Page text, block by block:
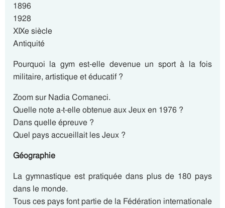
1896
1928
XIXe siècle
Antiquité
Pourquoi la gym est-elle devenue un sport à la fois
militaire, artistique et éducatif ?
Zoom sur Nadia Comaneci.
Quelle note a-t-elle obtenue aux Jeux en 1976 ?
Dans quelle épreuve ?
Quel pays accueillait les Jeux ?
Géographie
La gymnastique est pratiquée dans plus de 180 pays
dans le monde.
Tous ces pays font partie de la Fédération internationale